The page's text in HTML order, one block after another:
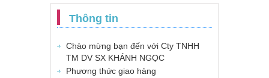
Thông tin
Chào mừng bạn đến với Cty TNHH
TM DV SX KHÁNH NGỌC
Phương thức giao hàng